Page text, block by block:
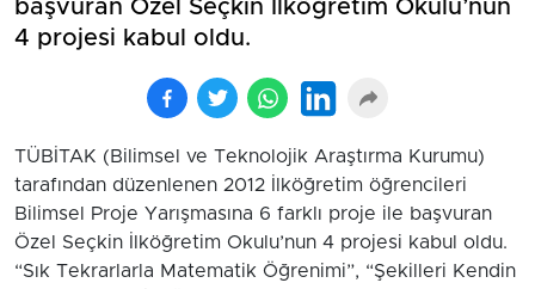
başvuran Özel Seçkin İlköğretim Okulu’nun
4 projesi kabul oldu.
TÜBİTAK (Bilimsel ve Teknolojik Araştırma Kurumu)
tarafından düzenlenen 2012 İlköğretim öğrencileri
Bilimsel Proje Yarışmasına 6 farklı proje ile başvuran
Özel Seçkin İlköğretim Okulu’nun 4 projesi kabul oldu.
“Sık Tekrarlarla Matematik Öğrenimi”, “Şekilleri Kendin